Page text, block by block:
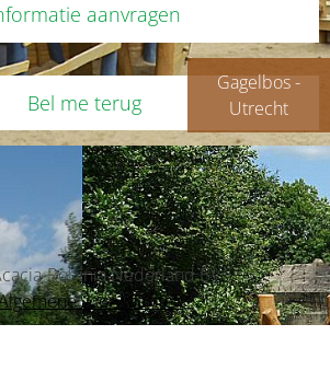
Gagelbos -
Utrecht
aanvragen
Bel me terug
Robinia Nederland BV |
voorwaarden